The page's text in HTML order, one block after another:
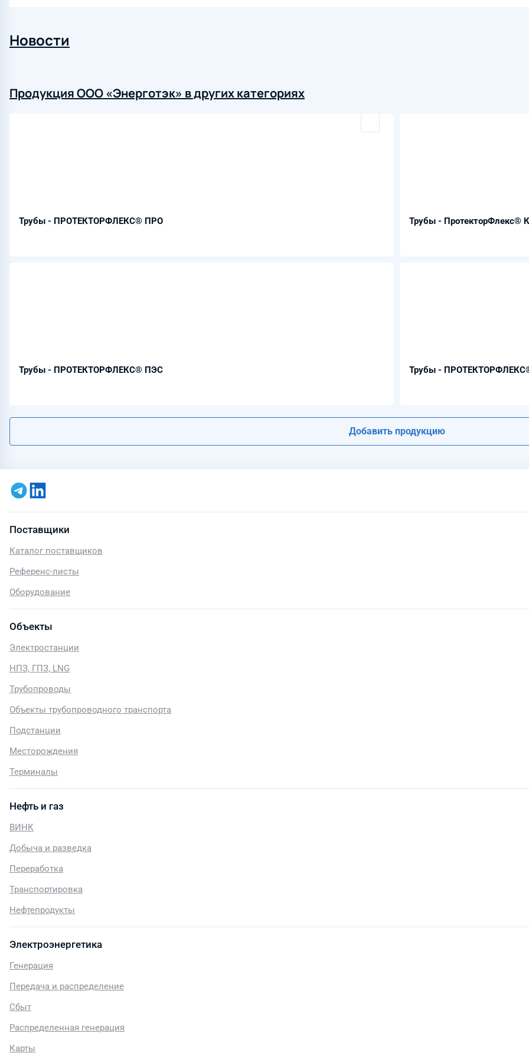
Новости
Продукция ООО «Энерготэк» в других категориях
Трубы - ПРОТЕКТОРФЛЕКС® ПРО Трубы - ПротекторФлекс®
Трубы - ПРОТЕКТОРФЛЕКС® ПЭС Трубы -
Добавить продукцию
Поставщики
Каталог поставщиков
Референс-листы
Оборудование
Объекты
Электростанции
НПЗ, ГПЗ, LNG
Трубопроводы
Объекты трубопроводного транспорта
Подстанции
Месторождения
Терминалы
Нефть и газ
ВИНК
Добыча и разведка
Переработка
Транспортировка
Нефтепродукты
Электроэнергетика
Генерация
Передача и распределение
Сбыт
Распределенная генерация
Карты